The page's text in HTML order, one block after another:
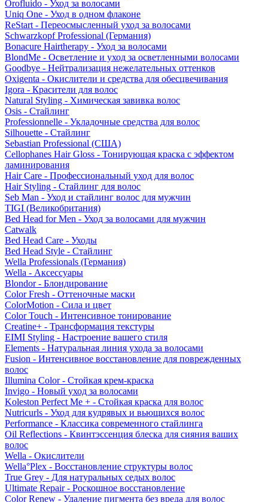
Orofluido - Уход за волосами
Uniq One - Уход в одном флаконе
ReStart - Переосмысленный уход за волосами
Schwarzkopf Professional (Германия)
Bonacure Hairtherapy - Уход за волосами
BlondMe - Осветление и уход за осветленными волосами
Goodbye - Нейтрализация нежелательных оттенков
Oxigenta - Окислители и средства для обесцвечивания
Igora - Красители для волос
Natural Styling - Химическая завивка волос
Osis - Стайлинг
Professionnelle - Укладочные средства для волос
Silhouette - Стайлинг
Sebastian Professional (США)
Cellophanes Hair Gloss - Тонирующая краска с эффектом
ламинирования
Hair Care - Профессиональный уход для волос
Hair Styling - Стайлинг для волос
Seb Man - Уход и стайлинг волос для мужчин
TIGI (Великобритания)
Bed Head for Men - Уход за волосами для мужчин
Catwalk
Bed Head Care - Уходы
Bed Head Style - Стайлинг
Wella Professionals (Германия)
Wella - Аксессуары
Blondor - Блондирование
Color Fresh - Оттеночные маски
ColorMotion - Сила и цвет
Color Touch - Интенсивное тонирование
Creatine+ - Трансформация текстуры
EIMI Styling - Настроение вашего стиля
Elements - Натуральная линия ухода за волосами
Fusion - Интенсивное восстановление для поврежденных
волос
Illumina Color - Стойкая крем-краска
Invigo - Новый уход за волосами
Koleston Perfect Me + - Стойкая краска для волос
Nutricurls - Уход для кудрявых и вьющихся волос
Performance - Классика современного стайлинга
Oil Reflections - Квинтэссенция блеска для сияния ваших
волос
Wella - Окислители
Wella°Plex - Восстановление структуры волос
True Grey - Для натуральных седых волос
Ultimate Repair - Роскошное восстановление
Color Renew - Удаление пигмента без вреда для волос